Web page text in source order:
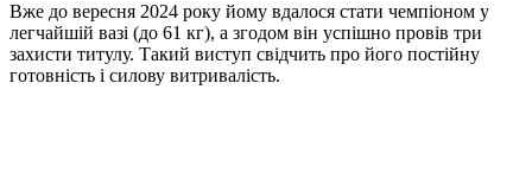
Вже до вересня 2024 року йому вдалося стати чемпіоном у
легчайшій вазі (до 61 кг), а згодом він успішно провів три
захисти титулу. Такий виступ свідчить про його постійну
готовність і силову витривалість.